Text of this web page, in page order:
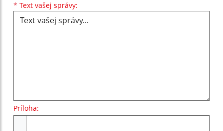
* Text vašej správy:
Príloha: